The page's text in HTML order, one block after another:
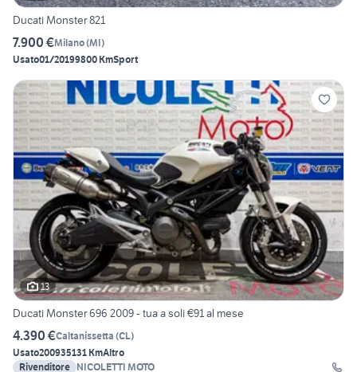
Ducati Monster 821
7.900 €Milano(MI)
Usato01/20199800 KmSport
13
Ducati Monster 696 2009 - tua a soli €91 al mese
4.390 €Caltanissetta (CL)
Usato200935131 KmAltro
Rivenditore NICOLETTI MOTO